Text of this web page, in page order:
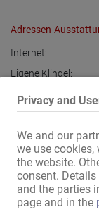
Privacy and
We and our
we use
the website.
consent.
and the parties
page and in the
Adressen-
Internet:
Eigene Klingel:
Gegensprechanlage:
im Zimmer:
im Haus:
Küche: